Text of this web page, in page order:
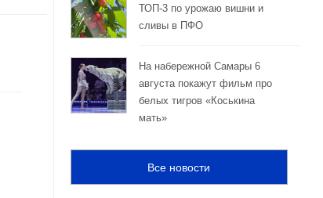
ТОП-3 по урожаю вишни и
сливы в ПФО
На набережной Самары 6
августа покажут фильм про
белых тигров «Коськина
мать»
Все новости